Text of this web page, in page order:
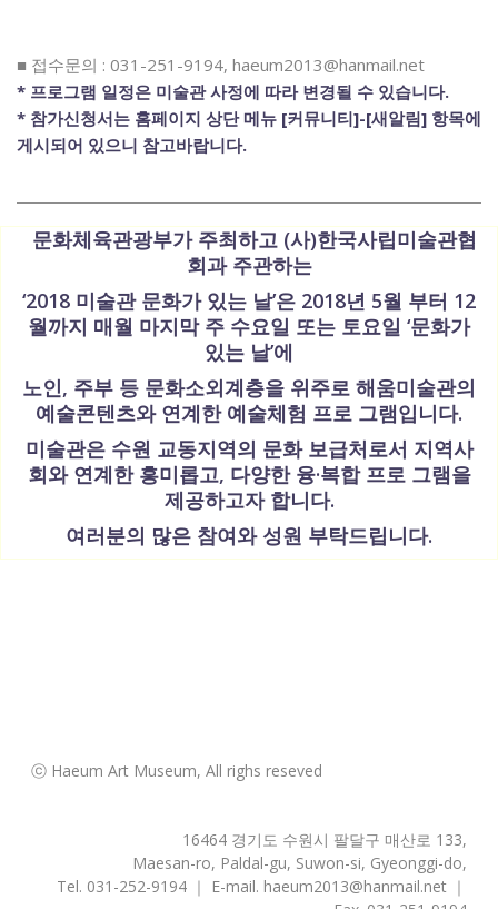
■ 접수문의 : 031-251-9194, haeum2013@hanmail.net
* 프로그램 일정은 미술관 사정에 따라 변경될 수 있습니다.
* 참가신청서는 홈페이지 상단 메뉴 [커뮤니티]-[새알림] 항목에
게시되어 있으니 참고바랍니다.
문화체육관광부가 주최하고 (사)한국사립미술관협
회과 주관하는
‘2018 미술관 문화가 있는 날’은 2018년 5월 부터 12
월까지 매월 마지막 주 수요일 또는 토요일 ‘문화가
있는 날’에
노인, 주부 등 문화소외계층을 위주로 해움미술관의
예술콘텐츠와 연계한 예술체험 프로 그램입니다.
미술관은 수원 교동지역의 문화 보급처로서 지역사
회와 연계한 흥미롭고, 다양한 융·복합 프로 그램을
제공하고자 합니다.
여러분의 많은 참여와 성원 부탁드립니다.
ⓒ Haeum Art Museum, All righs reseved
16464 경기도 수원시 팔달구 매산로 133,
Maesan-ro, Paldal-gu, Suwon-si, Gyeonggi-do,
Tel. 031-252-9194 ｜ E-mail. haeum2013@hanmail.net ｜